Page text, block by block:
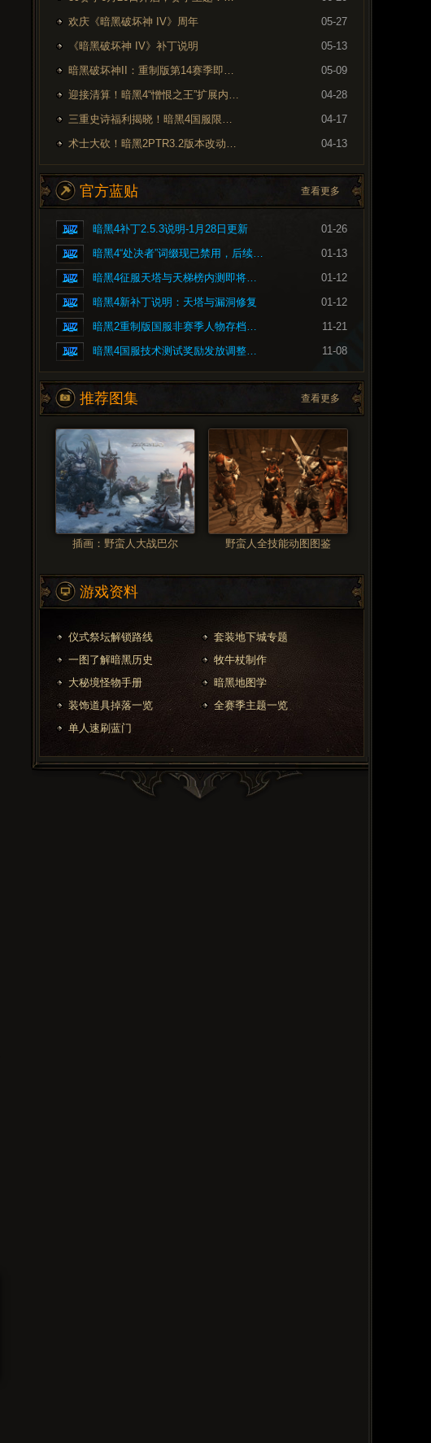
欢庆《暗黑破坏神 IV》周年
05-27
《暗黑破坏神 IV》补丁说明
05-13
暗黑破坏神II：重制版第14赛季即将到来
05-09
迎接清算！暗黑4“憎恨之王”扩展内容现已上线
04-28
三重史诗福利揭晓！暗黑4国服限时免费现已开启
04-17
术士大砍！暗黑2PTR3.2版本改动内容预览
04-13
官方蓝贴 查看更多
暗黑4补丁2.5.3说明-1月28日更新
01-26
暗黑4“处决者”词缀现已禁用，后续将重做
01-13
暗黑4征服天塔与天梯榜内测即将开启
01-12
暗黑4新补丁说明：天塔与漏洞修复
01-12
暗黑2重制版国服非赛季人物存档问题的修复公告
11-21
暗黑4国服技术测试奖励发放调整公告
11-08
推荐图集 查看更多
插画：野蛮人大战巴尔 野蛮人全技能动图图鉴
游戏资料
仪式祭坛解锁路线
套装地下城专题
一图了解暗黑历史
牧牛杖制作
大秘境怪物手册
暗黑地图学
装饰道具掉落一览
全赛季主题一览
单人速刷蓝门